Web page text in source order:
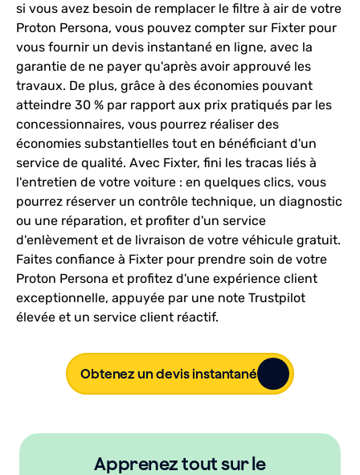
si vous avez besoin de remplacer le filtre à air de votre
Proton Persona, vous pouvez compter sur Fixter pour
vous fournir un devis instantané en ligne, avec la
garantie de ne payer qu'après avoir approuvé les
travaux. De plus, grâce à des économies pouvant
atteindre 30 % par rapport aux prix pratiqués par les
concessionnaires, vous pourrez réaliser des
économies substantielles tout en bénéficiant d'un
service de qualité. Avec Fixter, fini les tracas liés à
l'entretien de votre voiture : en quelques clics, vous
pourrez réserver un contrôle technique, un diagnostic
ou une réparation, et profiter d'un service
d'enlèvement et de livraison de votre véhicule gratuit.
Faites confiance à Fixter pour prendre soin de votre
Proton Persona et profitez d'une expérience client
exceptionnelle, appuyée par une note Trustpilot
élevée et un service client réactif.
Obtenez un devis instantané
Apprenez tout sur le